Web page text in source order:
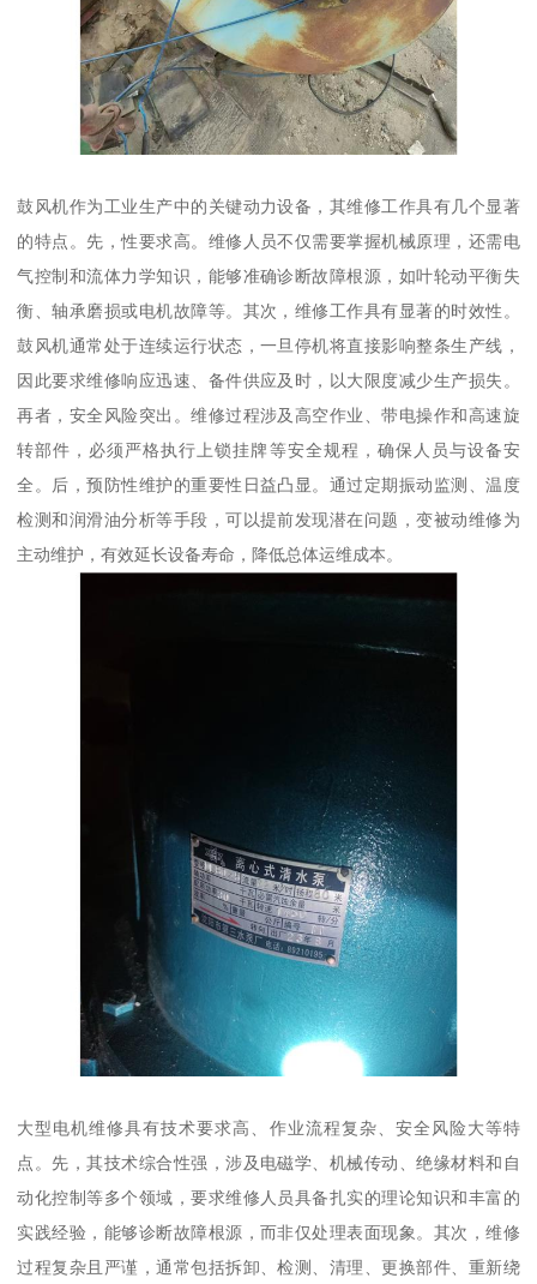
鼓风机作为工业生产中的关键动力设备，其维修工作具有几个显著
的特点。先，性要求高。维修人员不仅需要掌握机械原理，还需电
气控制和流体力学知识，能够准确诊断故障根源，如叶轮动平衡失
衡、轴承磨损或电机故障等。其次，维修工作具有显著的时效性。
鼓风机通常处于连续运行状态，一旦停机将直接影响整条生产线，
因此要求维修响应迅速、备件供应及时，以大限度减少生产损失。
再者，安全风险突出。维修过程涉及高空作业、带电操作和高速旋
转部件，必须严格执行上锁挂牌等安全规程，确保人员与设备安
全。后，预防性维护的重要性日益凸显。通过定期振动监测、温度
检测和润滑油分析等手段，可以提前发现潜在问题，变被动维修为
主动维护，有效延长设备寿命，降低总体运维成本。
大型电机维修具有技术要求高、作业流程复杂、安全风险大等特
点。先，其技术综合性强，涉及电磁学、机械传动、绝缘材料和自
动化控制等多个领域，要求维修人员具备扎实的理论知识和丰富的
实践经验，能够诊断故障根源，而非仅处理表面现象。其次，维修
过程复杂且严谨，通常包括拆卸、检测、清理、更换部件、重新绕